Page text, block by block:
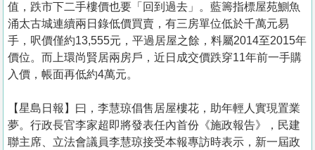
值，跌市下二手樓價也要「回到過去」。藍籌指標屋苑鰂魚
涌太古城連續兩日錄低價買賣，有三房單位低於千萬元易
手，呎價僅約13,555元，平過居屋之餘，料屬2014至2015年
價位。而上環尚賢居兩房戶，近日成交價跌穿11年前一手購
入價，帳面再低約4萬元。
【星島日報】曰，李慧琼倡售居屋樓花，助年輕人實現置業
夢。行政長官李家超即將發表任內首份《施政報告》，民建
聯主席、立法會議員李慧琼接受本報專訪時表示，新一屆政